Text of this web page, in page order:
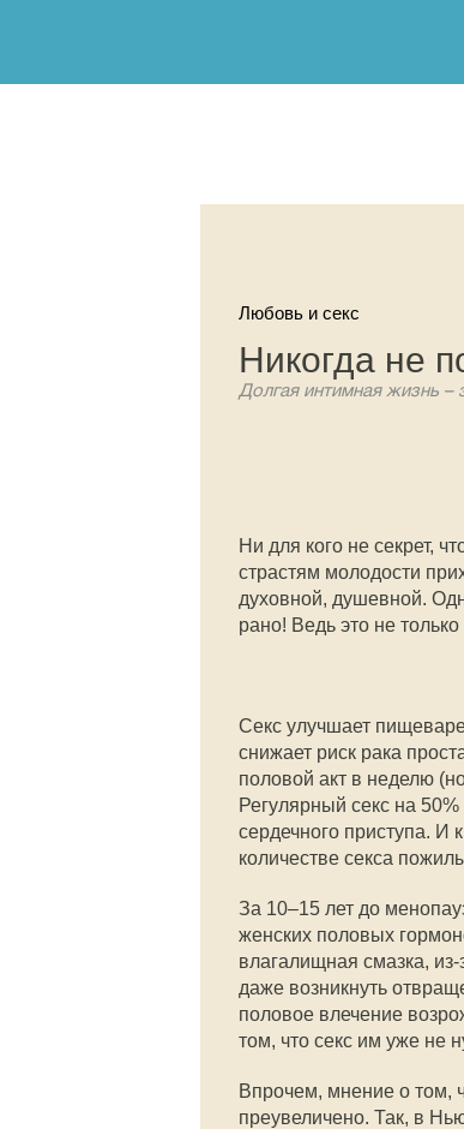
Любовь и секс
Никогда не
Долгая интимная жизнь –
Ни для кого не секрет,
страстям молодости
духовной, душевной.
рано! Ведь это не
Секс улучшает
снижает риск рака
половой акт в неделю
Регулярный секс на
сердечного приступа. И
количестве секса
За 10–15 лет до
женских половых
влагалищная смазка,
даже возникнуть
половое влечение
том, что секс им уже не
Впрочем, мнение о том,
преувеличено. Так, в